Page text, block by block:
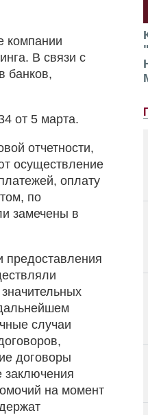
компании
В связи с
банков,
от 5 марта.
отчетности,
осуществление
оплату
по
замечены в
предоставления
случаи
договоры
заключения
на момент